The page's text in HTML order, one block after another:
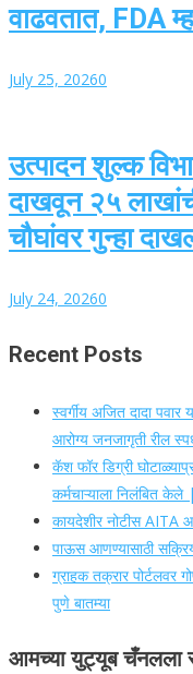
वाढवतात, FDA
July 25, 20260
उत्पादन शुल्क
दाखवून २५
चौघांवर गुन्हा
July 24, 20260
Recent Posts
स्वर्गीय अजित दादा पवार
आरोग्य जनजागृती रील
कॅश फॉर डिग्री
कर्मचाऱ्याला निलंबित केले
कायदेशीर नोटीस AITA
पाऊस आणण्यासाठी
ग्राहक तक्रार पोर्टलवर
पुणे बातम्या
आमच्या युट्यूब चँनलला